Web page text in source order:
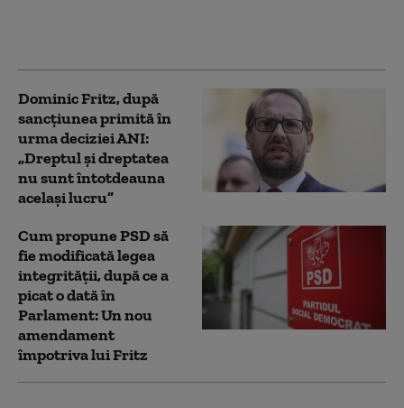
Dominic Fritz, după
sancțiunea primită în
urma deciziei ANI:
„Dreptul şi dreptatea
nu sunt întotdeauna
acelaşi lucru”
Cum propune PSD să
fie modificată legea
integrității, după ce a
picat o dată în
Parlament: Un nou
amendament
împotriva lui Fritz